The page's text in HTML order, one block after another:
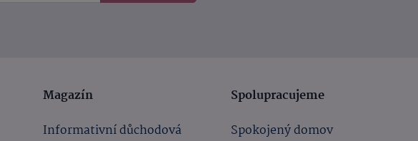
Magazín
Informativní důchodová
Spolupracujeme
Spokojený domov